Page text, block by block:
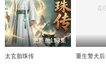
更新至153集
太玄胎珠传